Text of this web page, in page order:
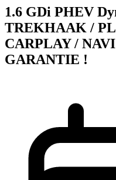
1.6 GDi PHEV
TREKHAAK /
CARPLAY /
GARANTIE !